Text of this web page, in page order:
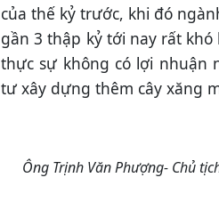
của thế kỷ trước, khi đó
gần 3 thập kỷ tới nay rất
thực sự không có lợi nhuận
tư xây dựng thêm cây xăng
Ông Trịnh Văn Phượng- Chủ